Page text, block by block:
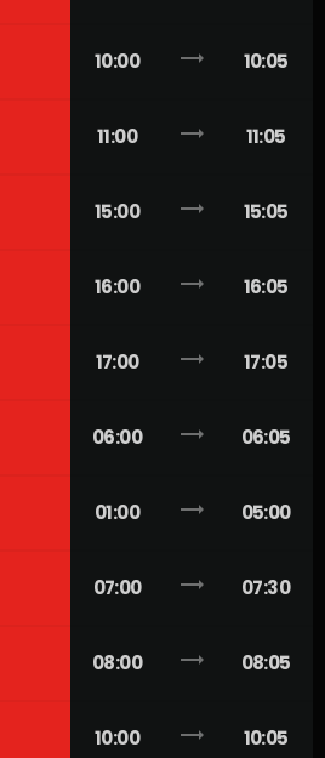
10:00 trending_flat 10:05
11:00 trending_flat 11:05
15:00 trending_flat 15:05
16:00 trending_flat 16:05
17:00 trending_flat 17:05
06:00 trending_flat 06:05
01:00 trending_flat 05:00
07:00 trending_flat 07:30
08:00 trending_flat 08:05
10:00 trending_flat 10:05